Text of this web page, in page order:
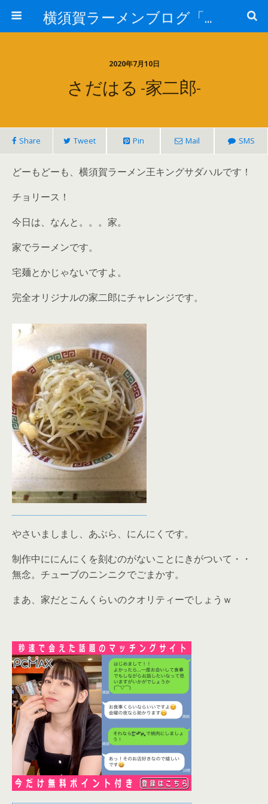
横須賀ラーメンブログ「さだはる」
2020年7月10日
さだはる -家二郎-
Share Tweet Pin Mail SMS
どーもどーも、横須賀ラーメン王キングサダハルです！
チョリース！
今日は、なんと。。。家。
家でラーメンです。
宅麺とかじゃないですよ。
完全オリジナルの家二郎にチャレンジです。
やさいましまし、あぶら、にんにくです。
制作中ににんにくを刻むのがないことにきがついて・・
無念。チューブのニンニクでごまかす。
まあ、家だとこんくらいのクオリティーでしょうｗ